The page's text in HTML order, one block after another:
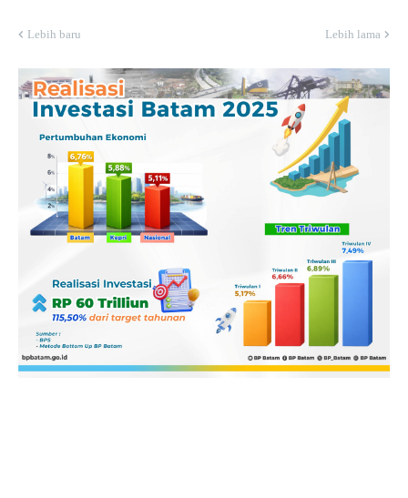
Lebih baru Lebih lama